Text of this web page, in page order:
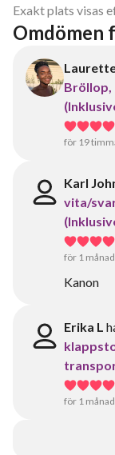
Exakt plats visas
Omdömen
Bröllop,
för 19
Karl
vita/
för 1
Kanon
Erika L
för 1